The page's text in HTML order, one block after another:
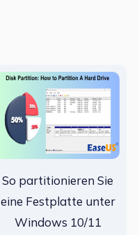
So partitionieren Sie
eine Festplatte unter
Windows 10/11